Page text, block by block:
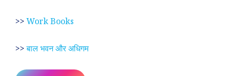
>> Work Books
>>बाल भवन और अधिगम